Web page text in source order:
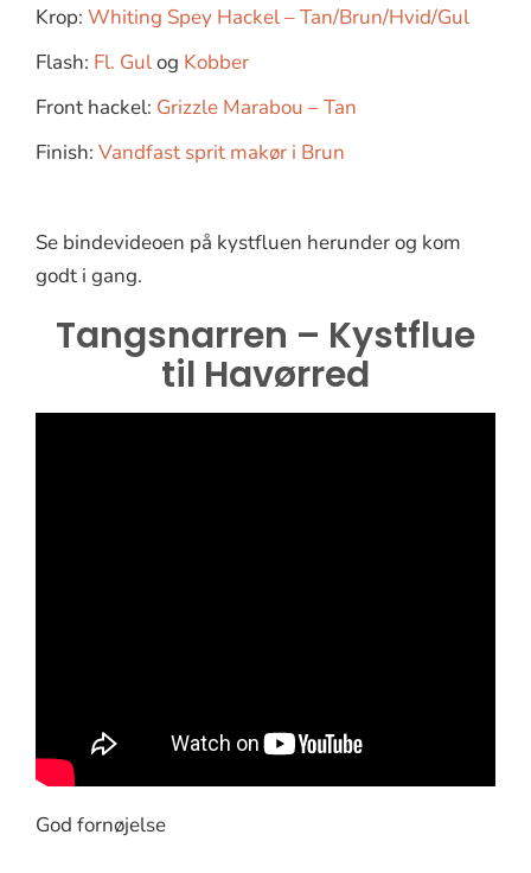
Krop: Whiting Spey Hackel – Tan/Brun/Hvid/Gul
Flash: Fl. Gulog Kobber
Front hackel: Grizzle Marabou – Tan
Finish: Vandfast sprit makør i Brun
Se bindevideoen på kystfluen herunder og kom
godt i gang.
Tangsnarren – Kystflue
til Havørred
God fornøjelse